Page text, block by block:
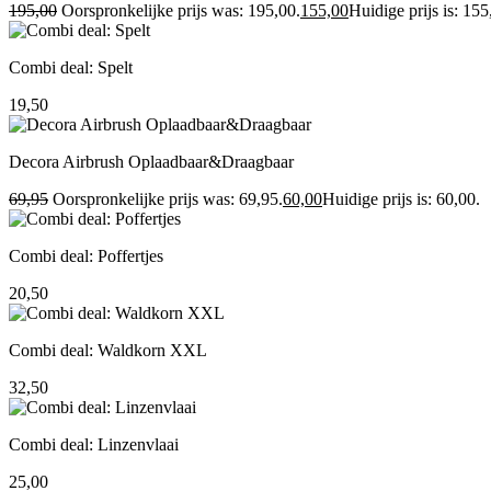
195,00 Oorspronkelijke prijs was: 195,00.155,00Huidige prijs is:
Combi deal: Spelt
19,50
Decora Airbrush Oplaadbaar&Draagbaar
69,95 Oorspronkelijke prijs was: 69,95.60,00Huidige prijs is: 60,00.
Combi deal: Poffertjes
20,50
Combi deal: Waldkorn XXL
32,50
Combi deal: Linzenvlaai
25,00